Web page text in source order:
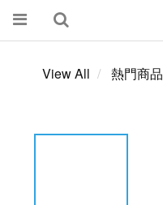
View All 熱門商品